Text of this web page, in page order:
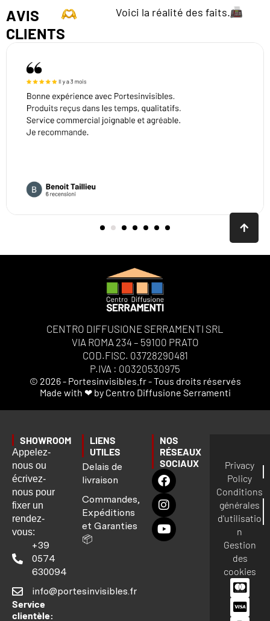
AVIS
CLIENTS
Voici la réalité des faits.
CENTRO DIFFUSIONE SERRAMENTI SRL
VIA ROMA 234 – 59100 PRATO
COD.FISC. 03728290481
P.IVA : 00320530975
© 2026 - Portesinvisibles.fr - Tous droits réservés
Made with ❤ by Centro Diffusione Serramenti
SHOWROOM
Appelez-
nous ou
écrivez-
nous pour
fixer un
rendez-
vous:
+39
0574
630094
info@portesinvisibles.fr
Service
clientèle:
LIENS
UTILES
Delais de
livraison
Commandes,
Expéditions
et Garanties
📦
NOS
RÉSEAUX
SOCIAUX
Privacy
Policy
Conditions
générales
d'utilisatio
n
Gestion
des
cookies